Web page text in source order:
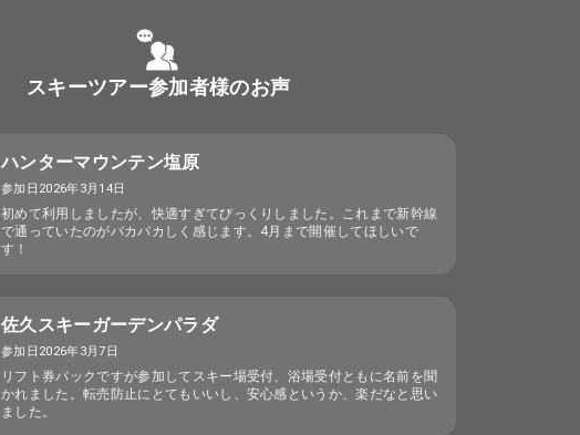
スキーツアー参加者様のお声
ハンターマウンテン塩原
参加日2026年3月14日
初めて利用しましたが、快適すぎてびっくりしました。これまで新幹線
で通っていたのがバカバカしく感じます。4月まで開催してほしいで
す！
佐久スキーガーデンパラダ
参加日2026年3月7日
リフト券パックですが参加してスキー場受付、浴場受付ともに名前を聞
かれました。転売防止にとてもいいし、安心感というか、楽だなと思い
ました。